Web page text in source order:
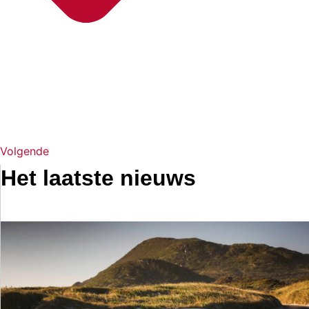
Volgende
Het laatste nieuws